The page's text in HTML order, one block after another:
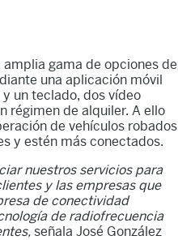
gama de opciones de
una aplicación móvil
un teclado, dos vídeo
régimen de alquiler. A ello
de vehículos robados
y estén más conectados.
nuestros servicios para
y las empresas que
de conectividad
de radiofrecuencia
señala José González